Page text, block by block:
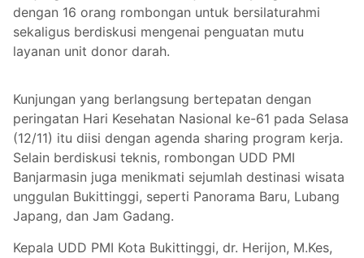
dengan 16 orang rombongan untuk bersilaturahmi
sekaligus berdiskusi mengenai penguatan mutu
layanan unit donor darah.
Kunjungan yang berlangsung bertepatan dengan
peringatan Hari Kesehatan Nasional ke-61 pada Selasa
(12/11) itu diisi dengan agenda sharing program kerja.
Selain berdiskusi teknis, rombongan UDD PMI
Banjarmasin juga menikmati sejumlah destinasi wisata
unggulan Bukittinggi, seperti Panorama Baru, Lubang
Japang, dan Jam Gadang.
Kepala UDD PMI Kota Bukittinggi, dr. Herijon, M.Kes,